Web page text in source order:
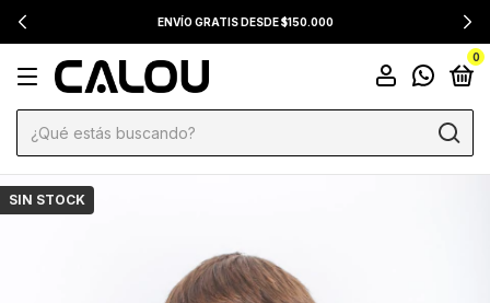
ENVÍO GRATIS DESDE $150.000
0
SIN STOCK